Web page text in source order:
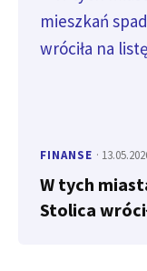
FINANSE ·
W tych
Stolica